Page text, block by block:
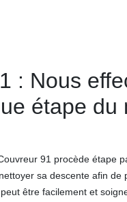
: Nous
étape du
91 procède étape
sa descente afin de
être facilement et